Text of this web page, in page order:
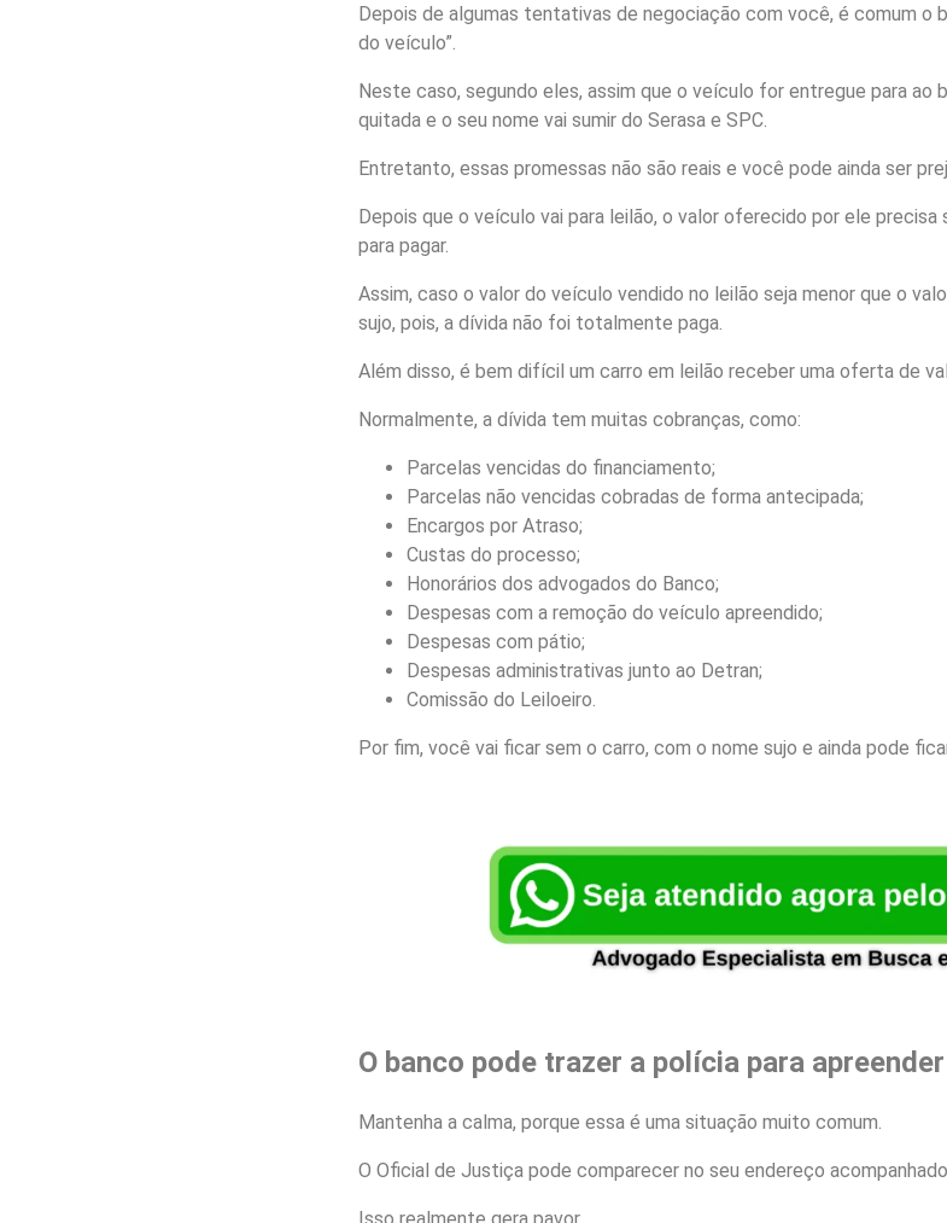
Depois de algumas tentativas de negociação com você, é comum o
do veículo”.
Neste caso, segundo eles, assim que o veículo for entregue para ao
quitada e o seu nome vai sumir do Serasa e SPC.
Entretanto, essas promessas não são reais e você pode ainda ser
Depois que o veículo vai para leilão, o valor oferecido por ele precisa
para pagar.
Assim, caso o valor do veículo vendido no leilão seja menor que o
sujo, pois, a dívida não foi totalmente paga.
Além disso, é bem difícil um carro em leilão receber uma oferta de
Normalmente, a dívida tem muitas cobranças, como:
Parcelas vencidas do financiamento;
Parcelas não vencidas cobradas de forma antecipada;
Encargos por Atraso;
Custas do processo;
Honorários dos advogados do Banco;
Despesas com a remoção do veículo apreendido;
Despesas com pátio;
Despesas administrativas junto ao Detran;
Comissão do Leiloeiro.
Por fim, você vai ficar sem o carro, com o nome sujo e ainda pode
O banco pode trazer a polícia para
Mantenha a calma, porque essa é uma situação muito comum.
O Oficial de Justiça pode comparecer no seu endereço